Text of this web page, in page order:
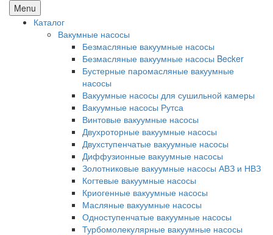
Menu
Каталог
Вакумные насосы
Безмасляные вакуумные насосы
Безмасляные вакуумные насосы Becker
Бустерные паромасляные вакуумные
насосы
Вакуумные насосы для сушильной камеры
Вакуумные насосы Рутса
Винтовые вакуумные насосы
Двухроторные вакуумные насосы
Двухступенчатые вакуумные насосы
Диффузионные вакуумные насосы
Золотниковые вакуумные насосы АВЗ и НВЗ
Когтевые вакуумные насосы
Криогенные вакуумные насосы
Масляные вакуумные насосы
Одноступенчатые вакуумные насосы
Турбомолекулярные вакуумные насосы